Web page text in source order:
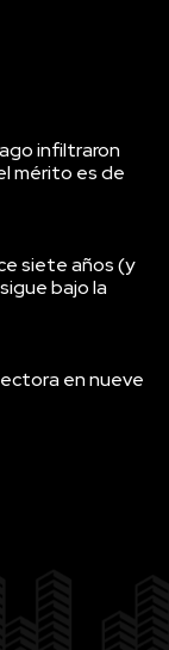
infiltraron
mérito es de
siete años (y
bajo la
en nueve